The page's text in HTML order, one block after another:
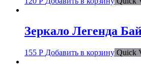
Зеркало Легенда
155 Р Добавить в корзину Quick